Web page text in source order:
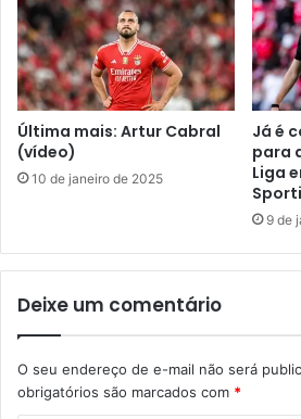
Última mais: Artur Cabral
(vídeo)
10 de janeiro de 2025
Já é
para
Liga
9 de
Deixe um comentário
O seu endereço de e-mail não será
obrigatórios são marcados com *